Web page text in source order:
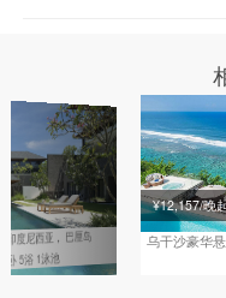
芬恩斯休闲俱乐部 4.8 公里
芬恩斯海滩俱乐部 4.8 公里
德尔马咖啡馆 5.9 公里
塔纳洛特海神庙 9.9 公里
伍拉莱国际机场 20.3 公里
印度尼西亚， 巴厘岛
5卧 5浴 1泳池
¥12,157/晚
乌干沙豪华